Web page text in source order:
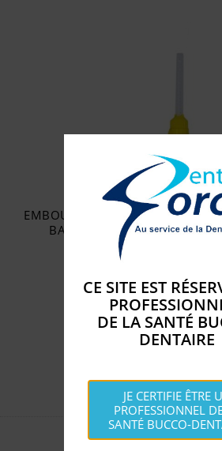
EMBOUTS MELANGEURS NON
BAGUE JAUNE LG 5.5CM
SACHET DE 100
Prix
58€
AJOUTER AU PANIER
CE SITE EST
DE LA SANTÉ
DENTAIRE
JE CERTIFIE ÊTRE
PROFESSIONNEL
SANTÉ BUCCO-